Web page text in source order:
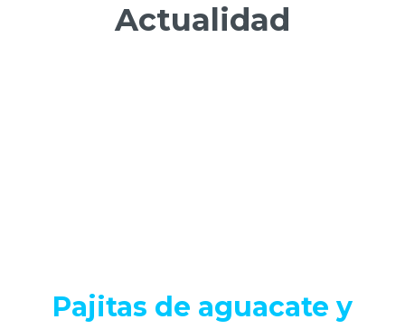
Actualidad
Pajitas de aguacate y